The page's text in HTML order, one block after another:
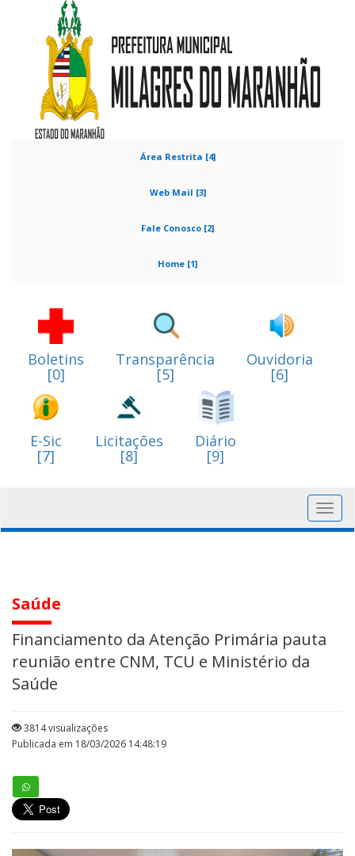
Área Restrita [4]
Web Mail [3]
Fale Conosco [2]
Home [1]
Boletins
[0]
Transparência
[5]
Ouvidoria
[6]
E-Sic
[7]
Licitações
[8]
Diário
[9]
Saúde
Financiamento da Atenção Primária pauta
reunião entre CNM, TCU e Ministério da
Saúde
3814 visualizações
Publicada em 18/03/2026 14:48:19